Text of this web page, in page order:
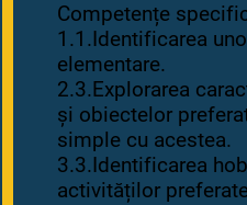
Competențe
1.1.Identificarea
elementare.
2.3.Explorarea
și obiectelor
simple cu acestea.
3.3.Identificarea
activităților